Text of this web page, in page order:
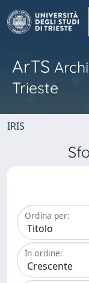
ArTS
Trieste
IRIS
Ordina per:
In ordine: